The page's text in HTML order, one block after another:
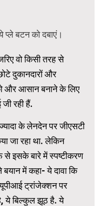
वो किसी तरह से
दुकानदारों और
और आसान बनाने के लिए
रही हैं.
के लेनदेन पर जीएसटी
जा रहा था. लेकिन
से इसके बारे में स्पष्टीकरण
में कहा- ये दावा कि
ट्रांजेक्शन पर
ये बिल्कुल झूठ है. ये